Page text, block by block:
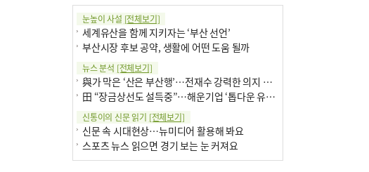
눈높이 사설 [전체보기]
세계유산을 함께 지키자는 ‘부산 선언’
부산시장 후보 공약, 생활에 어떤 도움 될까
뉴스 분석 [전체보기]
與가 막은 ‘산은 부산행’…전재수 강력한 의지 표명 없인 공염불
田 “장금상선도 설득중”…해운기업 ‘톱다운 유치전’ 가속
신통이의 신문 읽기 [전체보기]
신문 속 시대현상…뉴미디어 활용해 봐요
스포츠 뉴스 읽으면 경기 보는 눈 커져요